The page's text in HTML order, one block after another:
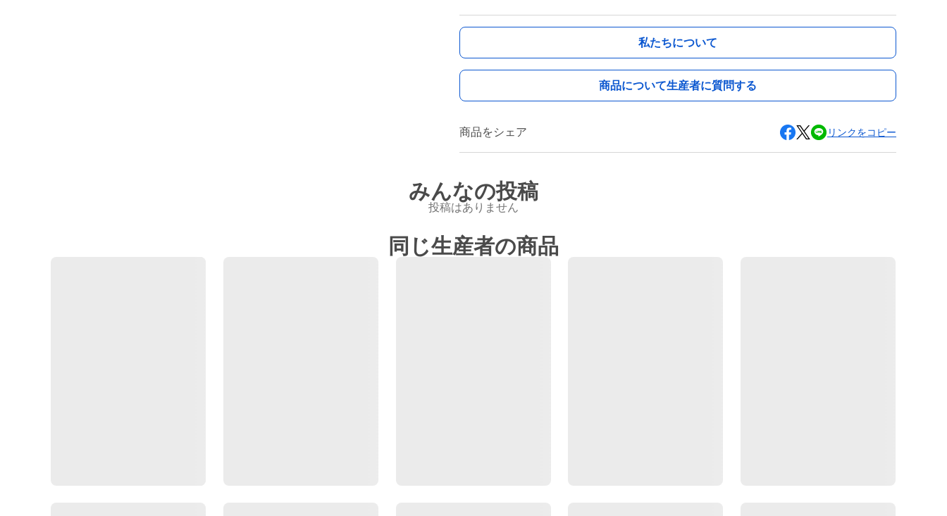
私たちについて
商品について生産者に質問する
商品をシェア リンクをコピー
みんなの投稿
投稿はありません
同じ生産者の商品